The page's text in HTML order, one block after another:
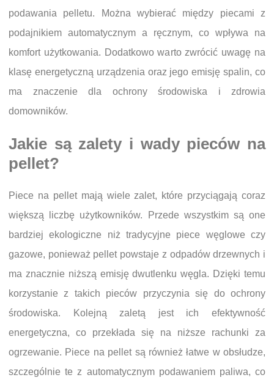
podawania pelletu. Można wybierać między piecami z
podajnikiem automatycznym a ręcznym, co wpływa na
komfort użytkowania. Dodatkowo warto zwrócić uwagę na
klasę energetyczną urządzenia oraz jego emisję spalin, co
ma znaczenie dla ochrony środowiska i zdrowia
domowników.
Jakie są zalety i wady pieców na
pellet?
Piece na pellet mają wiele zalet, które przyciągają coraz
większą liczbę użytkowników. Przede wszystkim są one
bardziej ekologiczne niż tradycyjne piece węglowe czy
gazowe, ponieważ pellet powstaje z odpadów drzewnych i
ma znacznie niższą emisję dwutlenku węgla. Dzięki temu
korzystanie z takich pieców przyczynia się do ochrony
środowiska. Kolejną zaletą jest ich efektywność
energetyczna, co przekłada się na niższe rachunki za
ogrzewanie. Piece na pellet są również łatwe w obsłudze,
szczególnie te z automatycznym podawaniem paliwa, co